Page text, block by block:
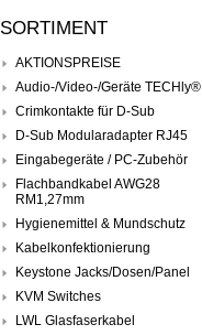
SORTIMENT
AKTIONSPREISE
Audio-/Video-/Geräte TECHly®
Crimkontakte für D-Sub
D-Sub Modularadapter RJ45
Eingabegeräte / PC-Zubehör
Flachbandkabel AWG28
RM1,27mm
Hygienemittel & Mundschutz
Kabelkonfektionierung
Keystone Jacks/Dosen/Panel
KVM Switches
LWL Glasfaserkabel